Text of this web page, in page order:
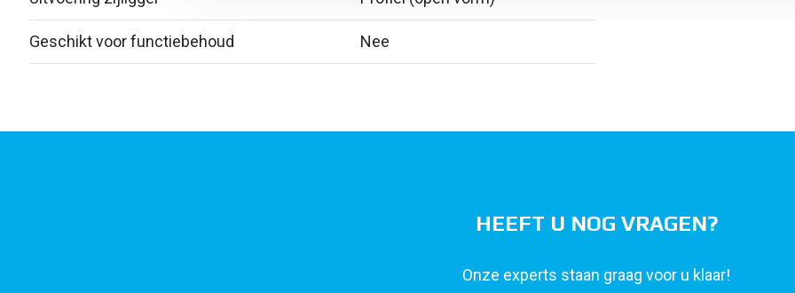
Geschikt voor functiebehoud Nee
HEEFT U NOG VRAGEN?
Onze experts staan graag voor u klaar!